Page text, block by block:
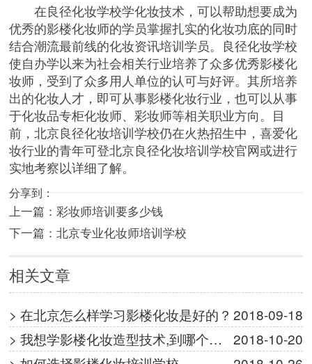
在良径化妆学校学化妆技术，可以帮助想要成为
优秀的影楼化妆师的学员掌握扎实的化妆功底的同时
结合潮流最前线的化妆资讯培训学员。良径化妆学校
使自办学以来为社会相关行业培养了众多优秀影楼化
妆师，受到了众多用人单位的认可与好评。其所培养
出的化妆人才，即可从事影楼化妆行业，也可以从事
于化妆品专柜化妆师、彩妆师等相关职业方向。目
前，北京良径化妆培训学校仍在火热招生中，喜爱化
妆行业的青年可登北京良径化妆培训学校官网或进行
实地考察以详细了解。
分享到：
上一篇：彩妆师培训要多少钱
下一篇：北京专业化妆师培训学校
相关文章
> 在北京怎么样学习影楼化妆是好的？ 2018-09-18
> 我想学影楼化妆造型技术,到哪个…
2018-10-20